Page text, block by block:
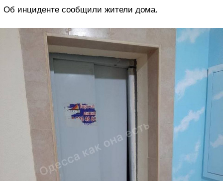
Об инциденте сообщили жители дома.